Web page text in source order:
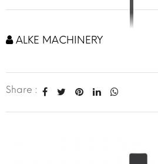
ALKE MACHINERY
Share :